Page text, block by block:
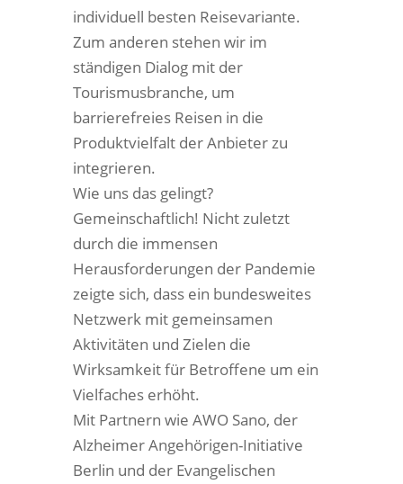
individuell besten Reisevariante.
Zum anderen stehen wir im
ständigen Dialog mit der
Tourismusbranche, um
barrierefreies Reisen in die
Produktvielfalt der Anbieter zu
integrieren.
Wie uns das gelingt?
Gemeinschaftlich! Nicht zuletzt
durch die immensen
Herausforderungen der Pandemie
zeigte sich, dass ein bundesweites
Netzwerk mit gemeinsamen
Aktivitäten und Zielen die
Wirksamkeit für Betroffene um ein
Vielfaches erhöht.
Mit Partnern wie AWO Sano, der
Alzheimer Angehörigen-Initiative
Berlin und der Evangelischen